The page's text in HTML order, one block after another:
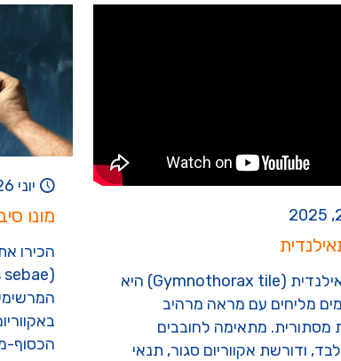
מורנה תאילנדית (Gymnothorax tile) היא
מליחים עם מראה מרהיב
מסתורית. מתאימה לחובבים
ודורשת אקווריום סגור, תנאי
יוני 26, 2025
מונו
הכירו
הכסוף-